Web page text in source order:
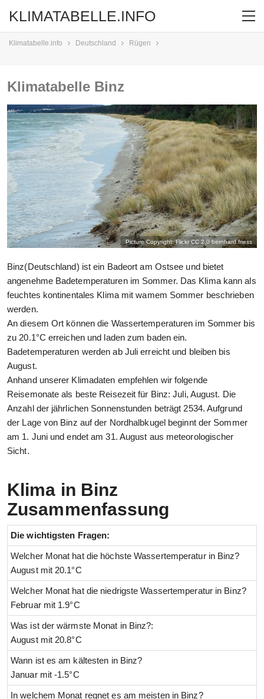
KLIMATABELLE.INFO
Klimatabelle.info Deutschland Rügen
Klimatabelle Binz
Picture Copyright: Flickr CC 2.0 bernhard.friess
Binz(Deutschland) ist ein Badeort am Ostsee und bietet
angenehme Badetemperaturen im Sommer. Das Klima kann als
feuchtes kontinentales Klima mit wamem Sommer beschrieben
werden.
An diesem Ort können die Wassertemperaturen im Sommer bis
zu 20.1°C erreichen und laden zum baden ein.
Badetemperaturen werden ab Juli erreicht und bleiben bis
August.
Anhand unserer Klimadaten empfehlen wir folgende
Reisemonate als beste Reisezeit für Binz: Juli, August. Die
Anzahl der jährlichen Sonnenstunden beträgt 2534. Aufgrund
der Lage von Binz auf der Nordhalbkugel beginnt der Sommer
am 1. Juni und endet am 31. August aus meteorologischer
Sicht.
Klima in Binz
Zusammenfassung
Die wichtigsten Fragen:
Welcher Monat hat die höchste Wassertemperatur in Binz?
August mit 20.1°C
Welcher Monat hat die niedrigste Wassertemperatur in Binz?
Februar mit 1.9°C
Was ist der wärmste Monat in Binz?:
August mit 20.8°C
Wann ist es am kältesten in Binz?
Januar mit -1.5°C
In welchem Monat regnet es am meisten in Binz?